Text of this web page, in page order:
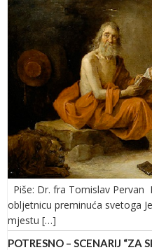
Piše: Dr. fra Tomislav
obljetnicu preminuća svetoga
mjestu […]
POTRESNO – SCENARIJ “ZA